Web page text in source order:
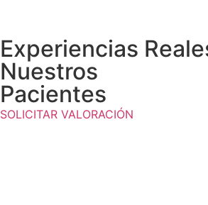
Experiencias
Nuestros
Pacientes
SOLICITAR VALORACIÓN